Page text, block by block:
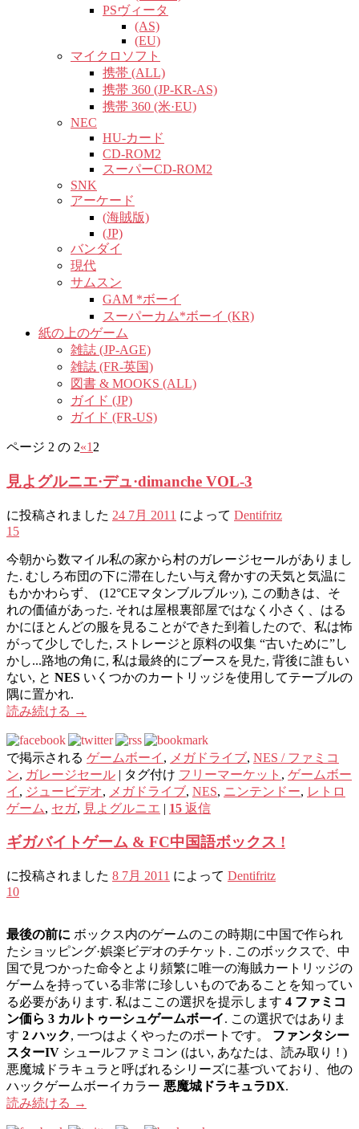
PSヴィータ
(AS)
(EU)
マイクロソフト
携帯 (ALL)
携帯 360 (JP-KR-AS)
携帯 360 (米·EU)
NEC
HU-カード
CD-ROM2
スーパーCD-ROM2
SNK
アーケード
(海賊版)
(JP)
バンダイ
現代
サムスン
GAM *ボーイ
スーパーカム*ボーイ (KR)
紙の上のゲーム
雑誌 (JP-AGE)
雑誌 (FR-英国)
図書 & MOOKS (ALL)
ガイド (JP)
ガイド (FR-US)
ページ 2 の 2«1 2
見よグルニエ·デュ·dimanche VOL-3
に投稿されました 24 7月 2011 によって Dentifritz
15
今朝から数マイル私の家から村のガレージセールがありまし
た. むしろ布団の下に滞在したい与え脅かすの天気と気温に
もかかわらず、 (12°CEマタンブルブルッ), この動きは、そ
れの価値があった. それは屋根裏部屋ではなく小さく、はる
かにほとんどの服を見ることができた到着したので、私は怖
がって少しでした, ストレージと原料の収集 “古いために”し
かし...路地の角に, 私は最終的にブースを見た, 背後に誰もい
ない, と NES いくつかのカートリッジを使用してテーブルの
隅に置かれ.
読み続ける →
で掲示される ゲームボーイ , メガドライブ, NES / ファミコ
ン, ガレ​​ージセール | タグ付け フリーマーケット , ゲームボー
イ , ジュービデオ, メガドライブ, NES, ニンテンドー, レトロ
ゲーム, セガ, 見よグルニエ | 15 返信
ギガバイトゲーム & FC中国語ボックス !
に投稿されました 8 7月 2011 によって Dentifritz
10
最後の前に ボックス内のゲームのこの時期に中国で作られ
たショッピング·娯楽ビデオのチケット. このボックスで、中
国で見つかった命令とより頻繁に唯一の海賊カートリッジの
ゲームを持っている非常に珍しいものであることを知ってい
る必要があります. 私はここの選択を提示します 4 ファミコ
ン価ら 3 カルトゥーシュゲームボーイ. この選択ではありま
す 2 ハック, 一つはよくやったのポートです。 ファンタシー
スターIV シュールファミコン (はい, あなたは、読み取り ! )
悪魔城ドラキュラと呼ばれるシリーズに基づいており、他の
ハックゲームボーイカラー 悪魔城ドラキュラDX.
読み続ける →